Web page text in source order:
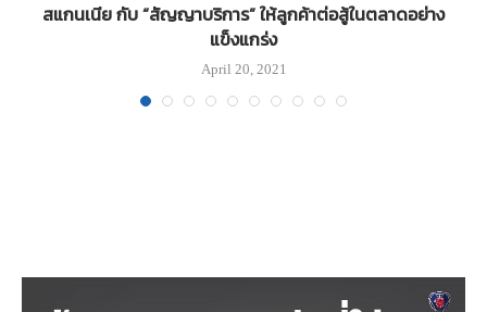
สแกนเนีย กับ “สัญญาบริการ” ให้ลูกค้าต่อสู้ในตลาดอย่าง
แข็งแกร่ง
April 20, 2021